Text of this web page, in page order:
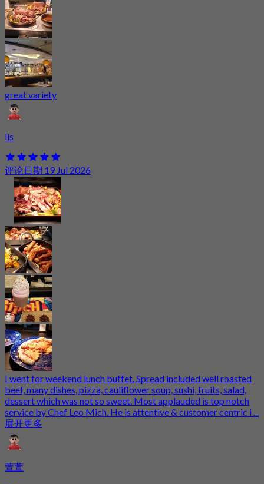
great variety
lis
评论日期 19 Jul 2026
I went for weekend lunch buffet. Spread included well roasted
beef, many dishes, pizza, cauliflower soup, sushi, fruits, salad,
dessert which was not so sweet. Most applauded is top notch
service by Chef Leo Mich. He is attentive & customer centric i ...
展开更多
萱萱